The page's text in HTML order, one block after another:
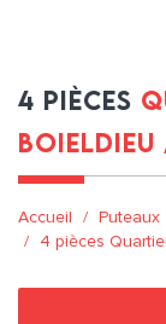
4 pièces
boieldieu
Accueil
Puteaux
4 pièces